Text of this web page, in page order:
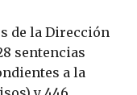
de la Dirección
sentencias
a la